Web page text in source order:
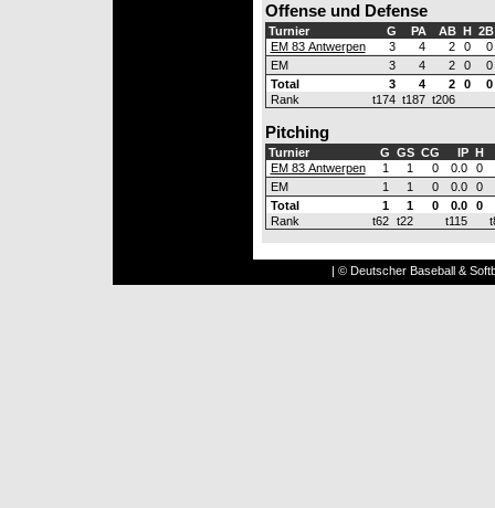
Offense und Defense
Turnier G PA AB H
2B
EM 83 Antwerpen
3 4 2 0
0
EM
3 4 2 0
0
Total
3 4 2 0
0
Rank
t174 t187 t206
Pitching
Turnier G GS CG IP H
EM 83 Antwerpen
1 1 0 0.0
0
EM
1 1 0 0.0
0
Total
1 1 0 0.0
0
Rank
t62 t22 t115
| © Deutscher Baseball &